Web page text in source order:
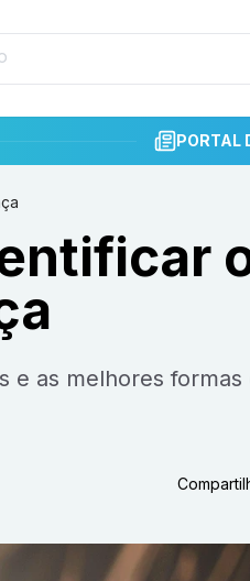
PORTAL